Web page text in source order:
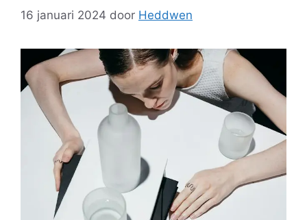
16 januari 2024 door Heddwen